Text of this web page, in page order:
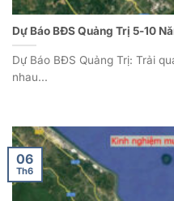
Dự Báo BĐS Quảng Trị 5-10
Dự Báo BĐS Quảng Trị: Trải
nhau...
06
Th6